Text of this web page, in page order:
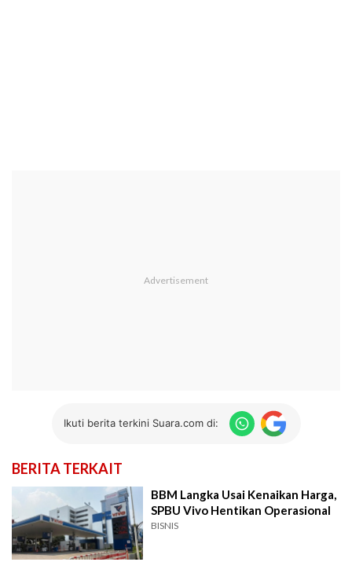
Ikuti berita terkini Suara.com di:
BERITA TERKAIT
BBM Langka Usai Kenaikan Harga,
SPBU Vivo Hentikan Operasional
BISNIS